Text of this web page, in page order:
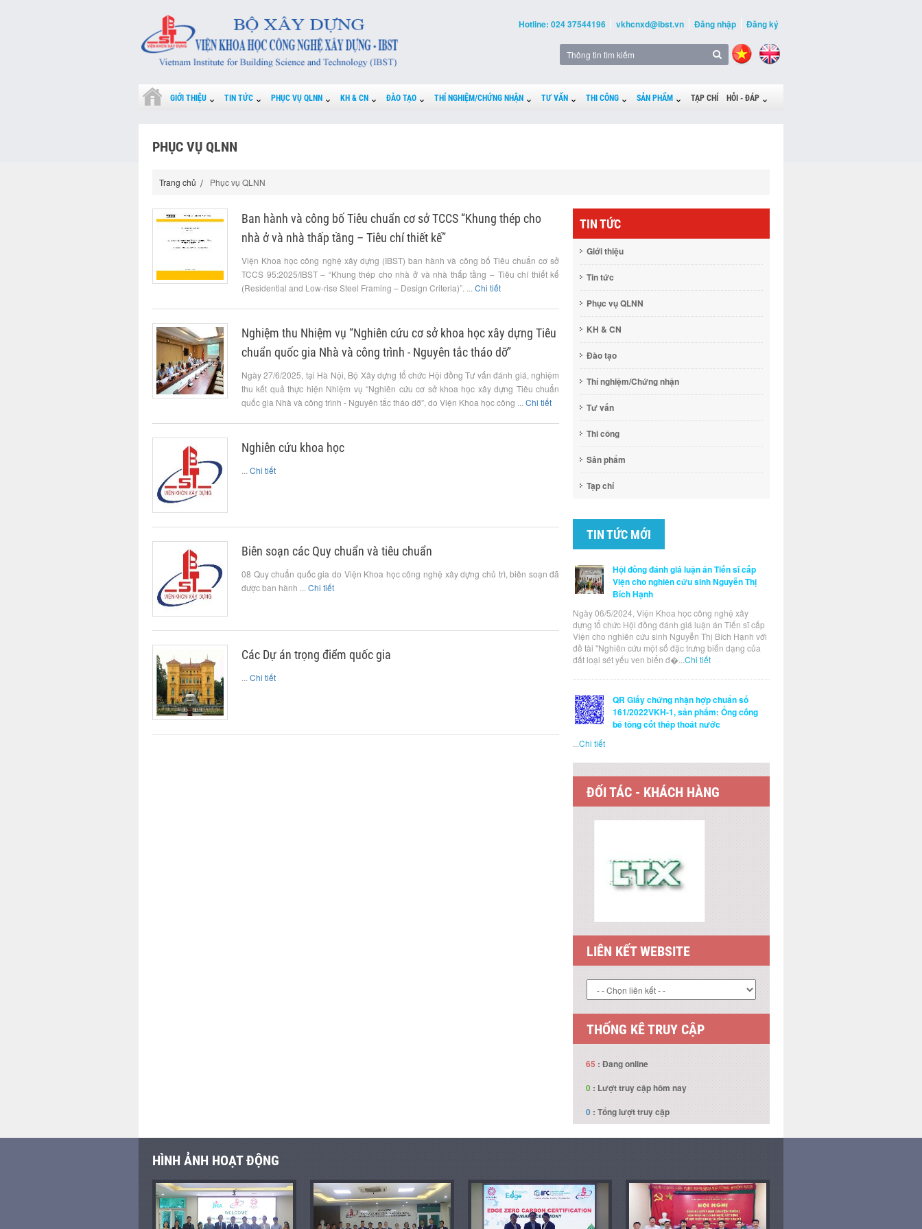
Hotline: 024 37544196 vkhcnxd@ibst.vn Đăng nhập Đăng ký
GIỚI THIỆU TIN TỨC PHỤC VỤ QLNN KH & CN ĐÀO TẠO THÍ NGHIỆM/CHỨNG NHẬN TƯ VẤN THI CÔNG SẢN PHẨM TẠP CHÍ HỎI - ĐÁP
PHỤC VỤ QLNN
Trang chủ Phục vụ QLNN
Ban hành và công bố Tiêu chuẩn cơ sở TCCS “Khung thép cho
nhà ở và nhà thấp tầng – Tiêu chí thiết kế”
Viện Khoa học công nghệ xây dựng (IBST) ban hành và công bố Tiêu chuẩn cơ sở
TCCS 95:2025/IBST – “Khung thép cho nhà ở và nhà thấp tầng – Tiêu chí thiết kế
(Residential and Low-rise Steel Framing – Design Criteria)”. ... Chi tiết
Nghiệm thu Nhiệm vụ “Nghiên cứu cơ sở khoa học xây dựng Tiêu
chuẩn quốc gia Nhà và công trình - Nguyên tắc tháo dỡ”
Ngày 27/6/2025, tại Hà Nội, Bộ Xây dựng tổ chức Hội đồng Tư vấn đánh giá, nghiệm
thu kết quả thực hiện Nhiệm vụ “Nghiên cứu cơ sở khoa học xây dựng Tiêu chuẩn
quốc gia Nhà và công trình - Nguyên tắc tháo dỡ”, do Viện Khoa học công ... Chi tiết
Nghiên cứu khoa học
... Chi tiết
Biên soạn các Quy chuẩn và tiêu chuẩn
08 Quy chuẩn quốc gia do Viện Khoa học công nghệ xây dựng chủ trì, biên soạn đã
được ban hành ... Chi tiết
Các Dự án trọng điểm quốc gia
... Chi tiết
TIN TỨC
Giới thiệu
Tin tức
Phục vụ QLNN
KH & CN
Đào tạo
Thí nghiệm/Chứng nhận
Tư vấn
Thi công
Sản phẩm
Tạp chí
TIN TỨC MỚI
Hội đồng đánh giá luận án Tiến sĩ cấp
Viện cho nghiên cứu sinh Nguyễn Thị
Bích Hạnh
Ngày 06/5/2024, Viện Khoa học công nghệ xây
dựng tổ chức Hội đồng đánh giá luận án Tiến sĩ cấp
Viện cho nghiên cứu sinh Nguyễn Thị Bích Hạnh với
đề tài "Nghiên cứu một số đặc trưng biến dạng của
đất loại sét yếu ven biển đ�...Chi tiết
QR Giấy chứng nhận hợp chuẩn số
161/2022VKH-1, sản phẩm: Ống cống
bê tông cốt thép thoát nước
...Chi tiết
ĐỐI TÁC - KHÁCH HÀNG
LIÊN KẾT WEBSITE
THỐNG KÊ TRUY CẬP
0: Tổng lượt truy cập
HÌNH ẢNH HOẠT ĐỘNG